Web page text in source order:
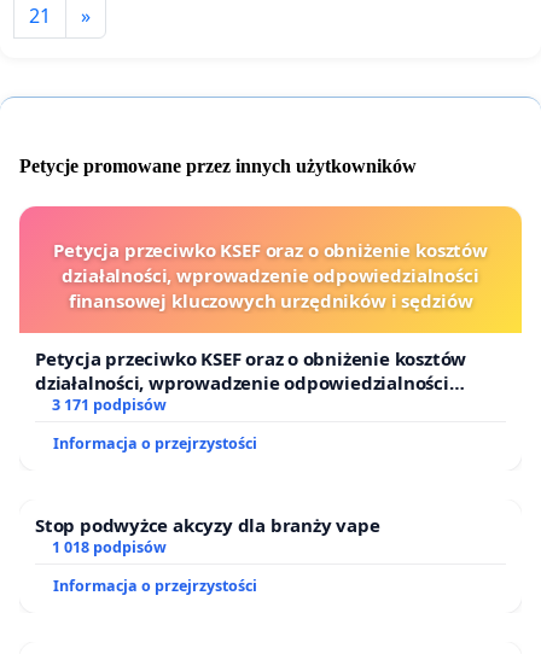
21 »
Petycje promowane przez innych użytkowników
Petycja przeciwko KSEF oraz o obniżenie kosztów
działalności, wprowadzenie odpowiedzialności
finansowej kluczowych urzędników i sędziów
Petycja przeciwko KSEF oraz o obniżenie kosztów
działalności, wprowadzenie odpowiedzialności
finansowej kluczowych urzędników i sędziów
3 171 podpisów
Informacja o przejrzystości
Stop podwyżce akcyzy dla branży vape
1 018 podpisów
Informacja o przejrzystości